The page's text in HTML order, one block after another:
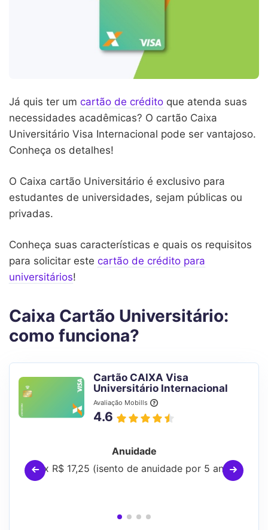
Já quis ter um cartão de crédito que atenda suas
necessidades acadêmicas? O cartão Caixa
Universitário Visa Internacional pode ser vantajoso.
Conheça os detalhes!
O Caixa cartão Universitário é exclusivo para
estudantes de universidades, sejam públicas ou
privadas.
Conheça suas características e quais os requisitos
para solicitar este cartão de crédito para
universitários!
Caixa Cartão Universitário:
como funciona?
Cartão CAIXA Visa
Universitário Internacional
Avaliação Mobills
4.6
Anuidade
12 x R$ 17,25 (isento de anuidade por 5 anos)